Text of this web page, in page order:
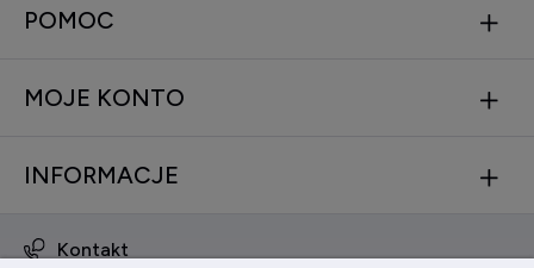
POMOC
MOJE KONTO
INFORMACJE
Kontakt